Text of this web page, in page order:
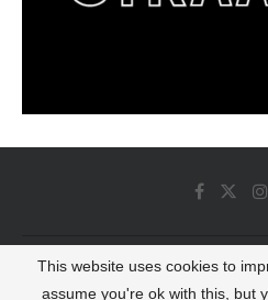
© 2022 - Luminous Dash
This website uses cookies to
assume you're ok with this, but